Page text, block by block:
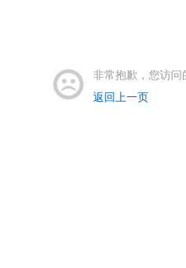
非常抱歉，您访问
返回上一页